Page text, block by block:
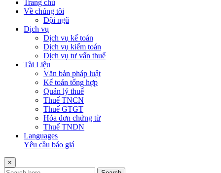
Trang chủ
Về chúng tôi
Đội ngũ
Dịch vụ
Dịch vụ kế toán
Dịch vụ kiểm toán
Dịch vụ tư vấn thuế
Tài Liệu
Văn bản pháp luật
Kế toán tổng hợp
Quản lý thuế
Thuế TNCN
Thuế GTGT
Hóa đơn chứng từ
Thuế TNDN
Languages
Yêu cầu báo giá
×